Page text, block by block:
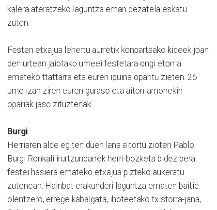
kalera ateratzeko laguntza eman dezatela eskatu
zuten.
Festen etxajua lehertu aurretik konpartsako kideek joan
den urtean jaiotako umeei festetara ongi etorria
emateko ttattarra eta euren ipuina oparitu zieten. 26
ume izan ziren euren guraso eta aiton-amonekin
opariak jaso zituztenak.
Burgi
Herriaren alde egiten duen lana aitortu zioten Pablo
Burgi Ronkali irurtzundarrek herri-bozketa bidez bera
festei hasiera emateko etxajua pizteko aukeratu
zutenean. Hainbat erakunderi laguntza ematen baitie:
olentzero, errege kabalgata, ihoteetako txistorra-jana,